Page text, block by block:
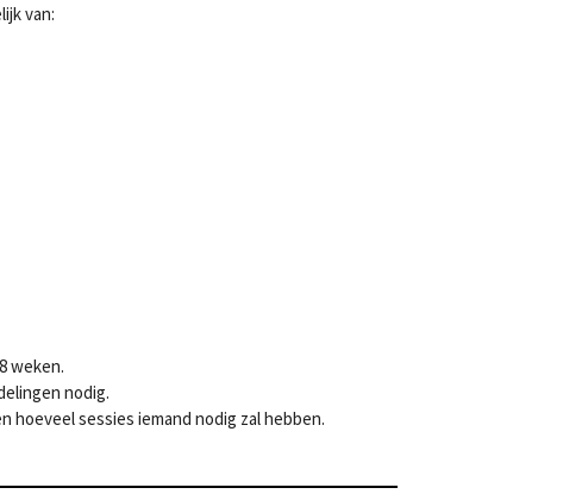
van:
weken.
nodig.
sessies iemand nodig zal hebben.